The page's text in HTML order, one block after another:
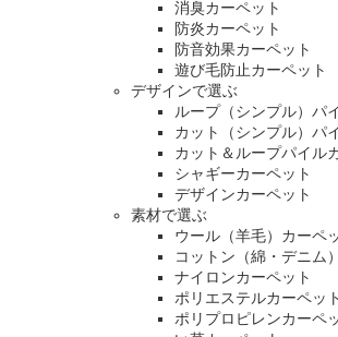
消臭カーペット
防炎カーペット
防音効果カーペット
遊び毛防止カーペット
デザインで選ぶ
ループ（シンプル）パ
カット（シンプル）パ
カット＆ループパイル
シャギーカーペット
デザインカーペット
素材で選ぶ
ウール（羊毛）カーペ
コットン（綿・デニム
ナイロンカーペット
ポリエステルカーペット
ポリプロピレンカーペ